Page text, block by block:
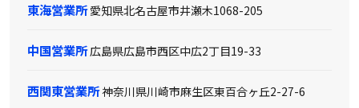
東海営業所 愛知県北名古屋市井瀬木1068-205
中国営業所広島県広島市西区中広2丁目19-33
西関東営業所神奈川県川崎市麻生区東百合ヶ丘2-27-6